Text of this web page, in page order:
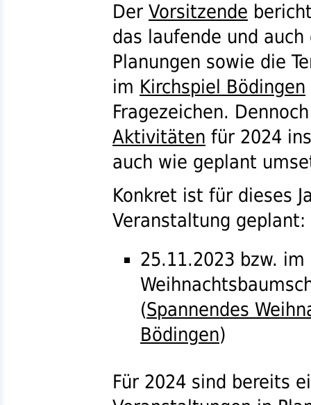
Der Vorsitzende
das laufende und auch
Planungen sowie die
im Kirchspiel Bödingen
Fragezeichen.
Aktivitäten für 2024
auch wie geplant
Konkret ist für dieses
Veranstaltung geplant:
25.11.2023 bzw. im
(Spannendes
Bödingen)
Für 2024 sind bereits